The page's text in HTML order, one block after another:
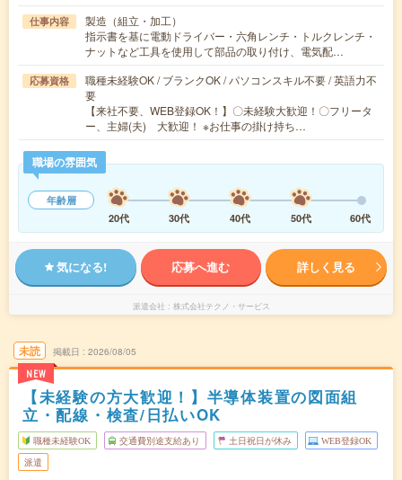
仕事内容
製造（組立・加工）
指示書を基に電動ドライバー・六角レンチ・トルクレンチ・
ナットなど工具を使用して部品の取り付け、電気配…
応募資格
職種未経験OK / ブランクOK / パソコンスキル不要 / 英語力不
要
【来社不要、WEB登録OK！】〇未経験大歓迎！〇フリータ
ー、主婦(夫) 大歓迎！ ※お仕事の掛け持ち…
職場の雰囲気
年齢層
20代
30代 40代 50代 60代
気になる! 応募へ進む 詳しく見る
派遣会社 株式会社テクノ・サービス
未読
NEW
掲載日 2026/08/05
【未経験の方大歓迎！】半導体装置の図面組
立・配線・検査/日払いOK
職種未経験OK 交通費別途支給あり 土日祝日が休み WEB登録OK
派遣